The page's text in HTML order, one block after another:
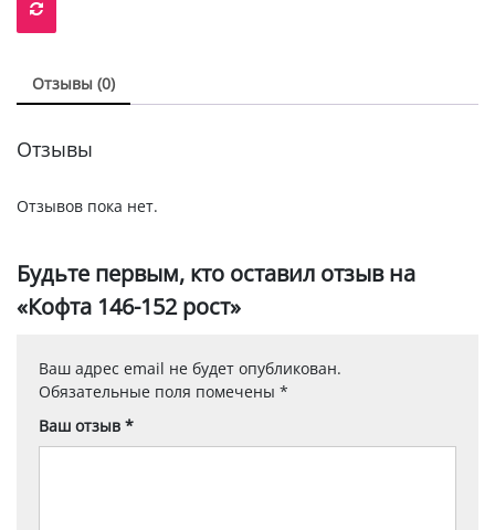
Отзывы (0)
Отзывы
Отзывов пока нет.
Будьте первым, кто оставил отзыв на
«Кофта 146-152 рост»
Ваш адрес email не будет опубликован.
Обязательные поля помечены *
Ваш отзыв *